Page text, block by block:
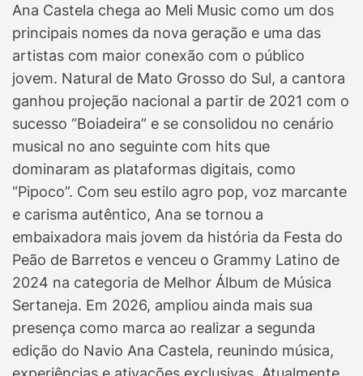
Ana Castela chega ao Meli Music como um dos
principais nomes da nova geração e uma das
artistas com maior conexão com o público
jovem. Natural de Mato Grosso do Sul, a cantora
ganhou projeção nacional a partir de 2021 com o
sucesso “Boiadeira” e se consolidou no cenário
musical no ano seguinte com hits que
dominaram as plataformas digitais, como
“Pipoco”. Com seu estilo agro pop, voz marcante
e carisma autêntico, Ana se tornou a
embaixadora mais jovem da história da Festa do
Peão de Barretos e venceu o Grammy Latino de
2024 na categoria de Melhor Álbum de Música
Sertaneja. Em 2026, ampliou ainda mais sua
presença como marca ao realizar a segunda
edição do Navio Ana Castela, reunindo música,